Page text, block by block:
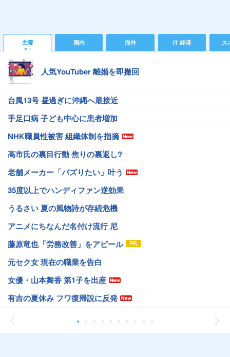
主要 国内 海外 IT 経済 ス
人気YouTuber 離婚を即撤回
台風13号 昼過ぎに沖縄へ最接近
手足口病 子ども中心に患者増加
NHK職員性被害 組織体制を指摘
高市氏の裏目行動 焦りの裏返し?
老舗メーカー「バズりたい」叶う
35度以上でハンディファン逆効果
うるさい 夏の風物詩が存続危機
アニメにちなんだ名付け流行 尼
藤原竜也「労務改善」をアピール
元セク女 現在の職業を告白
女優・山本舞香 第1子を出産
有吉の夏休み フワ復帰説に反発